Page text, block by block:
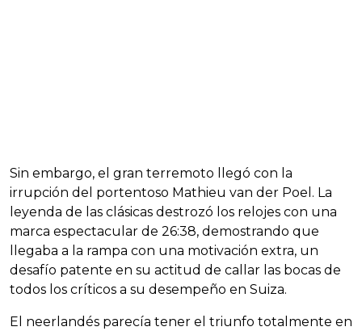
Sin embargo, el gran terremoto llegó con la
irrupción del portentoso Mathieu van der Poel. La
leyenda de las clásicas destrozó los relojes con una
marca espectacular de 26:38, demostrando que
llegaba a la rampa con una motivación extra, un
desafío patente en su actitud de callar las bocas de
todos los críticos a su desempeño en Suiza.
El neerlandés parecía tener el triunfo totalmente en